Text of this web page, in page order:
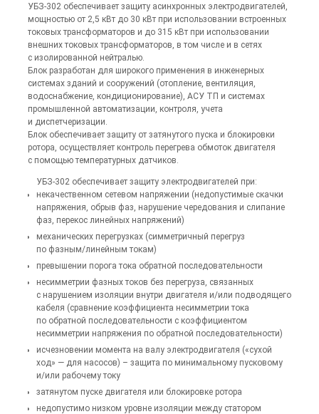
УБЗ-302 обеспечивает защиту асинхронных электродвигателей,
мощностью от 2,5 кВт до 30 кВт при использовании встроенных
токовых трансформаторов и до 315 кВт при использовании
внешних токовых трансформаторов, в том числе и в сетях
с изолированной нейтралью.
Блок разработан для широкого применения в инженерных
системах зданий и сооружений (отопление, вентиляция,
водоснабжение, кондиционирование), АСУ ТП и системах
промышленной автоматизации, контроля, учета
и диспетчеризации.
Блок обеспечивает защиту от затянутого пуска и блокировки
ротора, осуществляет контроль перегрева обмоток двигателя
с помощью температурных датчиков.
УБЗ-302 обеспечивает защиту электродвигателей при:
некачественном сетевом напряжении (недопустимые скачки
напряжения, обрыв фаз, нарушение чередования и слипание
фаз, перекос линейных напряжений)
механических перегрузках (симметричный перегруз
по фазным/линейным токам)
превышении порога тока обратной последовательности
несимметрии фазных токов без перегруза, связанных
с нарушением изоляции внутри двигателя и/или подводящего
кабеля (сравнение коэффициента несимметрии тока
по обратной последовательности с коэффициентом
несимметрии напряжения по обратной последовательности)
исчезновении момента на валу электродвигателя («сухой
ход» — для насосов) – защита по минимальному пусковому
и/или рабочему току
затянутом пуске двигателя или блокировке ротора
недопустимо низком уровне изоляции между статором